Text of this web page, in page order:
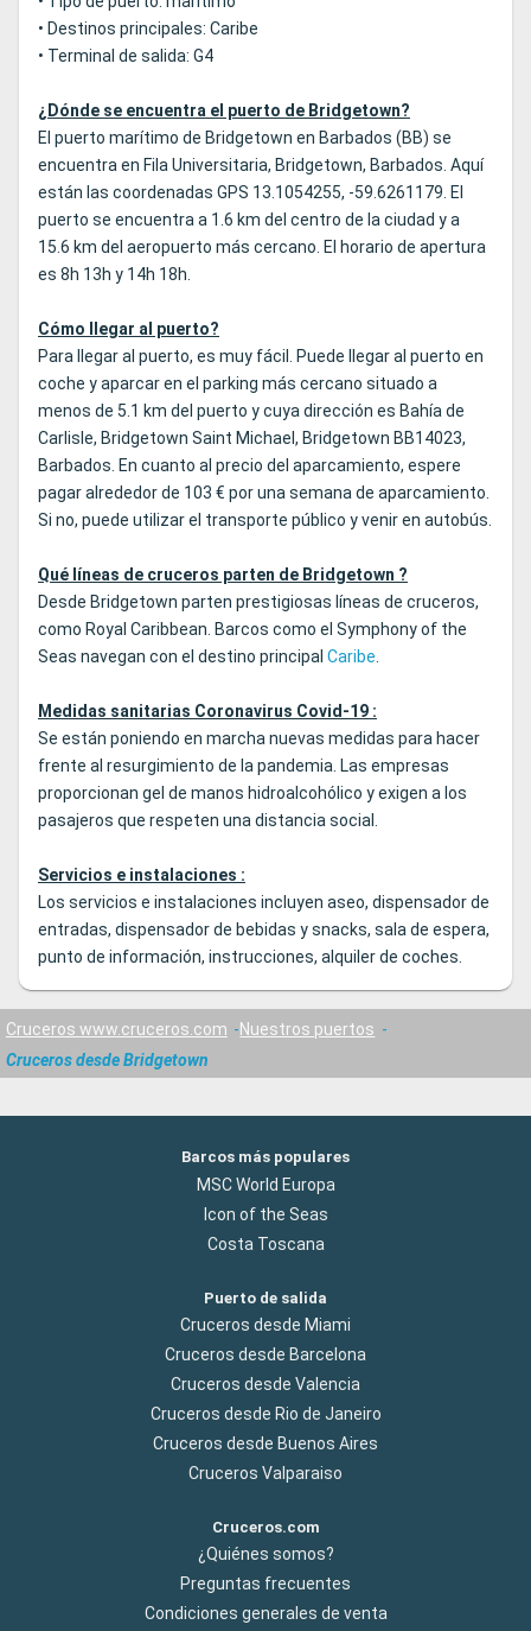
• Destinos principales: Caribe
• Terminal de salida: G4
¿Dónde se encuentra el puerto de Bridgetown?
El puerto marítimo de Bridgetown en Barbados (BB) se
encuentra en Fila Universitaria, Bridgetown, Barbados. Aquí
están las coordenadas GPS 13.1054255, -59.6261179. El
puerto se encuentra a 1.6 km del centro de la ciudad y a
15.6 km del aeropuerto más cercano. El horario de apertura
es 8h 13h y 14h 18h.
Cómo llegar al puerto?
Para llegar al puerto, es muy fácil. Puede llegar al puerto en
coche y aparcar en el parking más cercano situado a
menos de 5.1 km del puerto y cuya dirección es Bahía de
Carlisle, Bridgetown Saint Michael, Bridgetown BB14023,
Barbados. En cuanto al precio del aparcamiento, espere
pagar alrededor de 103 € por una semana de aparcamiento.
Si no, puede utilizar el transporte público y venir en autobús.
Qué líneas de cruceros parten de Bridgetown ?
Desde Bridgetown parten prestigiosas líneas de cruceros,
como Royal Caribbean. Barcos como el Symphony of the
Seas navegan con el destino principal Caribe.
Medidas sanitarias Coronavirus Covid-19 :
Se están poniendo en marcha nuevas medidas para hacer
frente al resurgimiento de la pandemia. Las empresas
proporcionan gel de manos hidroalcohólico y exigen a los
pasajeros que respeten una distancia social.
Servicios e instalaciones :
Los servicios e instalaciones incluyen aseo, dispensador de
entradas, dispensador de bebidas y snacks, sala de espera,
punto de información, instrucciones, alquiler de coches.
Cruceros www.cruceros.com
Nuestros puertos
Cruceros desde Bridgetown
Barcos más populares
MSC World Europa
Icon of the Seas
Costa Toscana
Puerto de salida
Cruceros desde Miami
Cruceros desde Barcelona
Cruceros desde Valencia
Cruceros desde Rio de Janeiro
Cruceros desde Buenos Aires
Cruceros Valparaiso
Cruceros.com
¿Quiénes somos?
Preguntas frecuentes
Condiciones generales de venta